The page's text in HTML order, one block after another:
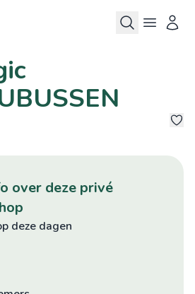
deze dagen